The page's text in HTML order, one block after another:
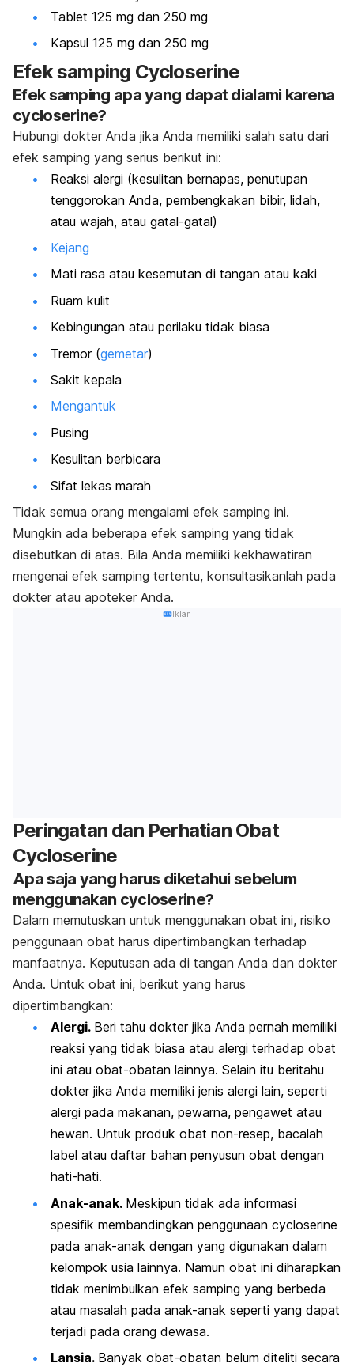
Tablet 125 mg dan 250 mg
Kapsul 125 mg dan 250 mg
Efek samping Cycloserine
Efek samping apa yang dapat dialami karena
cycloserine?
Hubungi dokter Anda jika Anda memiliki salah satu dari
efek samping yang serius berikut ini:
Reaksi alergi (kesulitan bernapas, penutupan
tenggorokan Anda, pembengkakan bibir, lidah,
atau wajah, atau gatal-gatal)
Kejang
Mati rasa atau kesemutan di tangan atau kaki
Ruam kulit
Kebingungan atau perilaku tidak biasa
Tremor (gemetar)
Sakit kepala
Mengantuk
Pusing
Kesulitan berbicara
Sifat lekas marah
Tidak semua orang mengalami efek samping ini.
Mungkin ada beberapa efek samping yang tidak
disebutkan di atas. Bila Anda memiliki kekhawatiran
mengenai efek samping tertentu, konsultasikanlah pada
dokter atau apoteker Anda.
Iklan
Peringatan dan Perhatian Obat
Cycloserine
Apa saja yang harus diketahui sebelum
menggunakan cycloserine?
Dalam memutuskan untuk menggunakan obat ini, risiko
penggunaan obat harus dipertimbangkan terhadap
manfaatnya. Keputusan ada di tangan Anda dan dokter
Anda. Untuk obat ini, berikut yang harus
dipertimbangkan:
Alergi. Beri tahu dokter jika Anda pernah memiliki
reaksi yang tidak biasa atau alergi terhadap obat
ini atau obat-obatan lainnya. Selain itu beritahu
dokter jika Anda memiliki jenis alergi lain, seperti
alergi pada makanan, pewarna, pengawet atau
hewan. Untuk produk obat non-resep, bacalah
label atau daftar bahan penyusun obat dengan
hati-hati.
Anak-anak. Meskipun tidak ada informasi
spesifik membandingkan penggunaan cycloserine
pada anak-anak dengan yang digunakan dalam
kelompok usia lainnya. Namun obat ini diharapkan
tidak menimbulkan efek samping yang berbeda
atau masalah pada anak-anak seperti yang dapat
terjadi pada orang dewasa.
Lansia. Banyak obat-obatan belum diteliti secara